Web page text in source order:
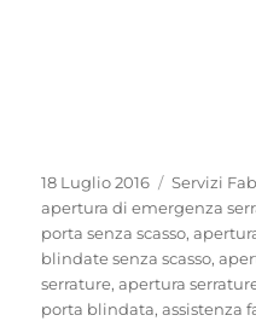
Pubblicato
il
18 Luglio 2016 Categorie
Servizi
apertura di emergenza
porta senza scasso,
blindate senza scasso,
serrature,apertura
porta blindata,assistenza